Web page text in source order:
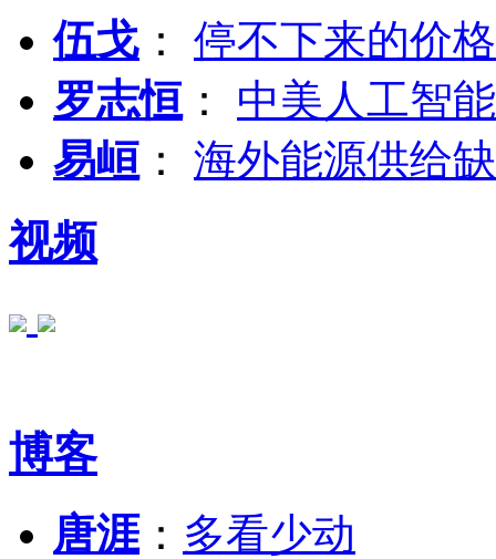
伍戈 ： 停不下来的价
罗志恒 ： 中美人工智
易峘 ： 海外能源供给
视频
博客
唐涯： 多看少动